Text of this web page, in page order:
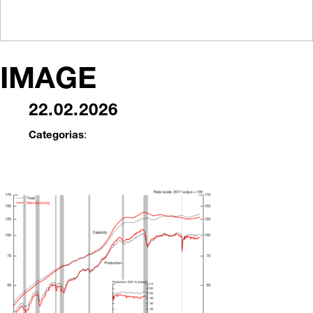
IMAGE
22.02.2026
Categorias: